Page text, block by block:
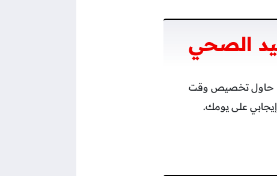
الصحي
حاول تخصيص وقت
إيجابي على يومك.